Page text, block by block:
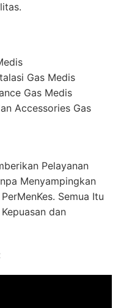
Gas Medis
Gas Medis
Accessories Gas
Pelayanan
Menyampingkan
Semua Itu
dan